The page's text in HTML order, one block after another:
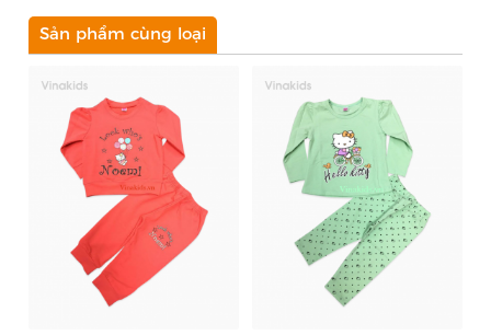
Sản phẩm cùng loại